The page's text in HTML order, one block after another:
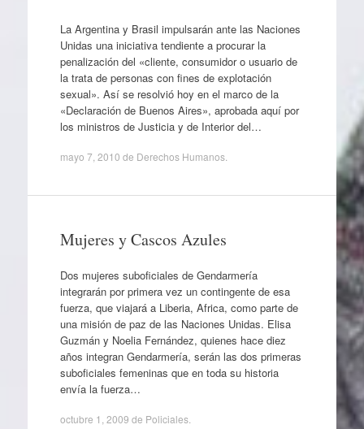
La Argentina y Brasil impulsarán ante las Naciones
Unidas una iniciativa tendiente a procurar la
penalización del «cliente, consumidor o usuario de
la trata de personas con fines de explotación
sexual». Así se resolvió hoy en el marco de la
«Declaración de Buenos Aires», aprobada aquí por
los ministros de Justicia y de Interior del…
mayo 7, 2010 de Derechos Humanos.
Mujeres y Cascos Azules
Dos mujeres suboficiales de Gendarmería
integrarán por primera vez un contingente de esa
fuerza, que viajará a Liberia, Africa, como parte de
una misión de paz de las Naciones Unidas. Elisa
Guzmán y Noelia Fernández, quienes hace diez
años integran Gendarmería, serán las dos primeras
suboficiales femeninas que en toda su historia
envía la fuerza…
octubre 1, 2009 de Policiales.